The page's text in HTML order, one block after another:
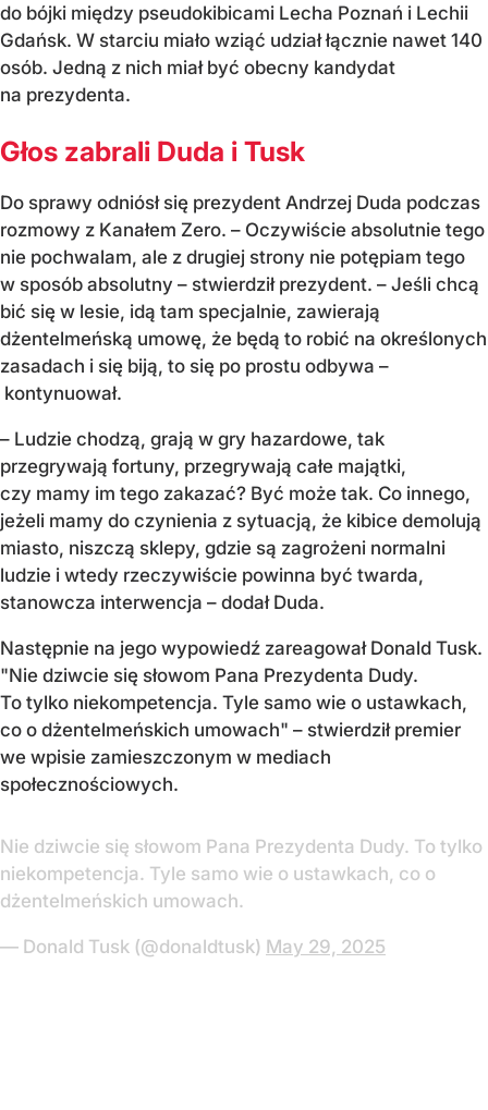
do bójki między pseudokibicami Lecha Poznań i Lechii
Gdańsk. W starciu miało wziąć udział łącznie nawet 140
osób. Jedną z nich miał być obecny kandydat
na prezydenta.
Głos zabrali Duda i Tusk
Do sprawy odniósł się prezydent Andrzej Duda podczas
rozmowy z Kanałem Zero. – Oczywiście absolutnie tego
nie pochwalam, ale z drugiej strony nie potępiam tego
w sposób absolutny – stwierdził prezydent. – Jeśli chcą
bić się w lesie, idą tam specjalnie, zawierają
dżentelmeńską umowę, że będą to robić na określonych
zasadach i się biją, to się po prostu odbywa –
kontynuował.
– Ludzie chodzą, grają w gry hazardowe, tak
przegrywają fortuny, przegrywają całe majątki,
czy mamy im tego zakazać? Być może tak. Co innego,
jeżeli mamy do czynienia z sytuacją, że kibice demolują
miasto, niszczą sklepy, gdzie są zagrożeni normalni
ludzie i wtedy rzeczywiście powinna być twarda,
stanowcza interwencja – dodał Duda.
Następnie na jego wypowiedź zareagował Donald Tusk.
"Nie dziwcie się słowom Pana Prezydenta Dudy.
To tylko niekompetencja. Tyle samo wie o ustawkach,
co o dżentelmeńskich umowach" – stwierdził premier
we wpisie zamieszczonym w mediach
społecznościowych.
Nie dziwcie się słowom Pana Prezydenta Dudy. To tylko
niekompetencja. Tyle samo wie o ustawkach, co o
dżentelmeńskich umowach.
— Donald Tusk (@donaldtusk) May 29, 2025